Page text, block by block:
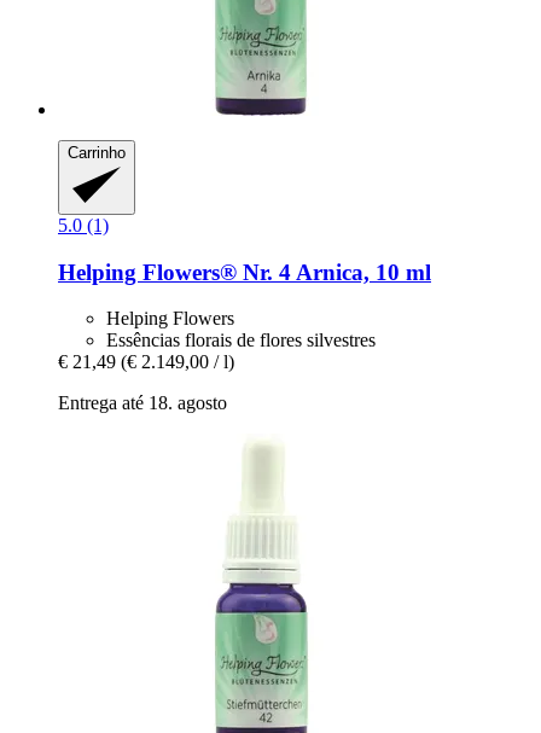
Carrinho
5.0 (1)
Helping Flowers® Nr. 4 Arnica, 10 ml
Helping Flowers
Essências florais de flores silvestres
€ 21,49 (€ 2.149,00 / l)
Entrega até 18. agosto